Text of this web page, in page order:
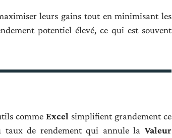
leurs gains tout en minimisant les
potentiel élevé, ce qui est souvent
comme Excel simplifient grandement ce
taux de rendement qui annule la Valeur